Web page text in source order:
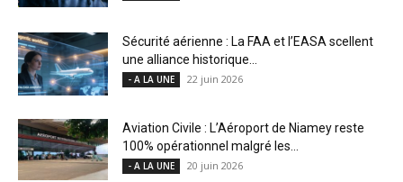
Sécurité aérienne : La FAA et l’EASA scellent
une alliance historique...
- A LA UNE 22 juin 2026
Aviation Civile : L’Aéroport de Niamey reste
100% opérationnel malgré les...
- A LA UNE 20 juin 2026